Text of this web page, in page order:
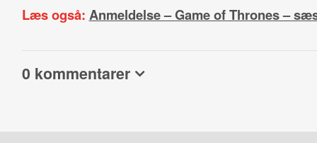
Læs også: Anmeldelse – Game of Thrones –
0 kommentarer